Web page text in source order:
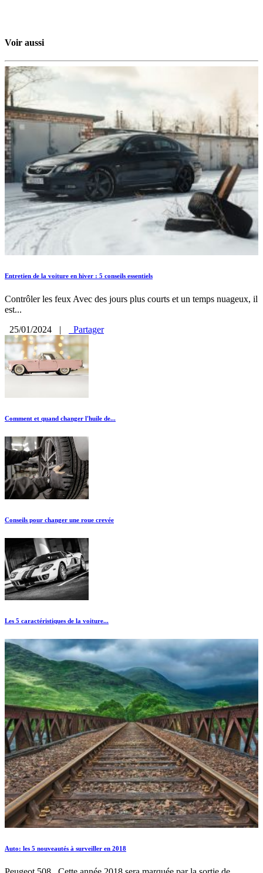
Voir aussi
Entretien de la voiture en hiver : 5 conseils essentiels
Contrôler les feux Avec des jours plus courts et un temps nuageux, il
est...
25/01/2024
| Partager
Comment et quand changer l'huile de...
Conseils pour changer une roue crevée
Les 5 caractéristiques de la voiture...
Auto: les 5 nouveautés à surveiller en 2018